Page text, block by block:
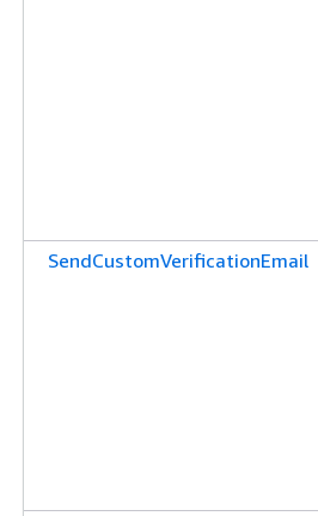
SendCustomVerificationEmail